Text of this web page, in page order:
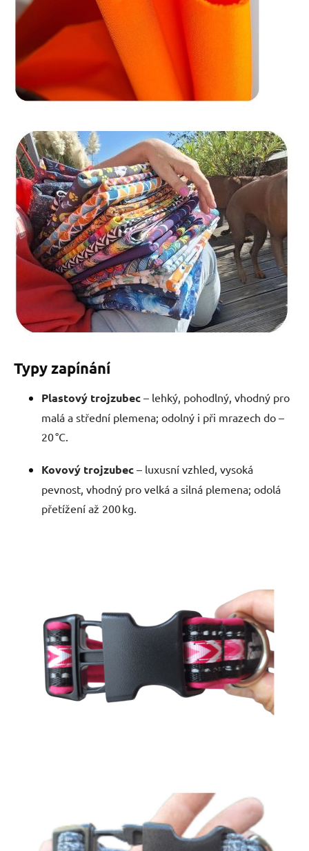
Typy zapínání
Plastový trojzubec – lehký, pohodlný, vhodný pro
malá a střední plemena; odolný i při mrazech do –
20 °C.
Kovový trojzubec – luxusní vzhled, vysoká
pevnost, vhodný pro velká a silná plemena; odolá
přetížení až 200 kg.